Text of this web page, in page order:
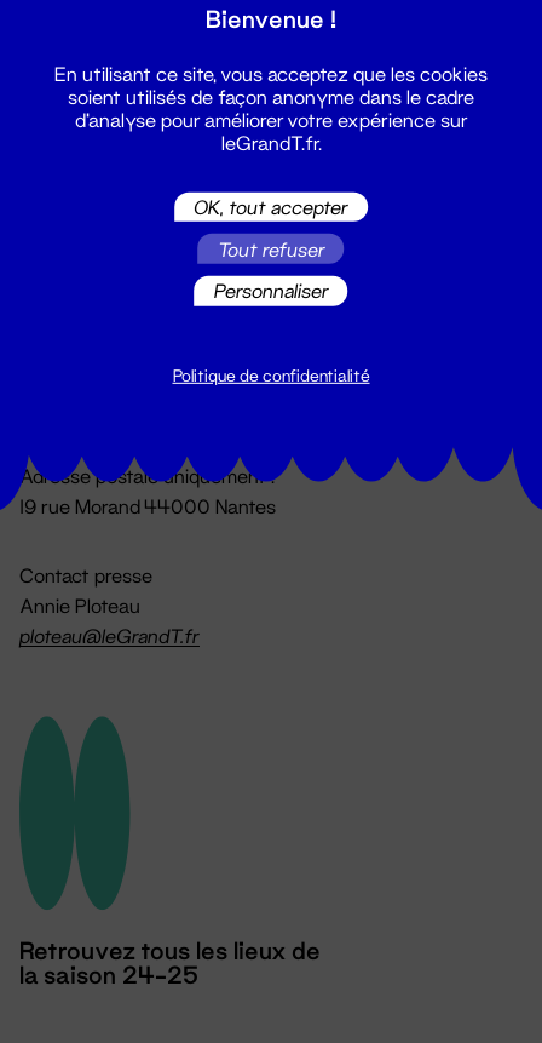
Du lundi au vendredi 14h → 18h
Adresse postale uniquement :
19 rue Morand 44000 Nantes
Contact presse
Annie Ploteau
ploteau@leGrandT.fr
Retrouvez tous les lieux de
la saison 24-25
Bienvenue !
En utilisant ce site, vous acceptez que les cookies
soient utilisés de façon anonyme dans le cadre
d'analyse pour améliorer votre expérience sur
leGrandT.fr.
OK, tout accepter
Tout refuser
Personnaliser
Politique de confidentialité